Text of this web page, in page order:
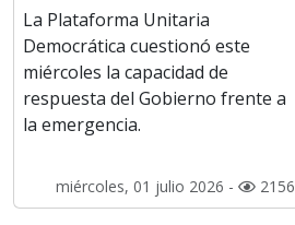
La Plataforma Unitaria
Democrática cuestionó este
miércoles la capacidad de
respuesta del Gobierno frente a
la emergencia.
miércoles, 01 julio 2026 - 2156